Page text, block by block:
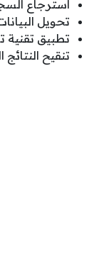
استرجاع
تحويل
تطبيق تقنية
تنقيح